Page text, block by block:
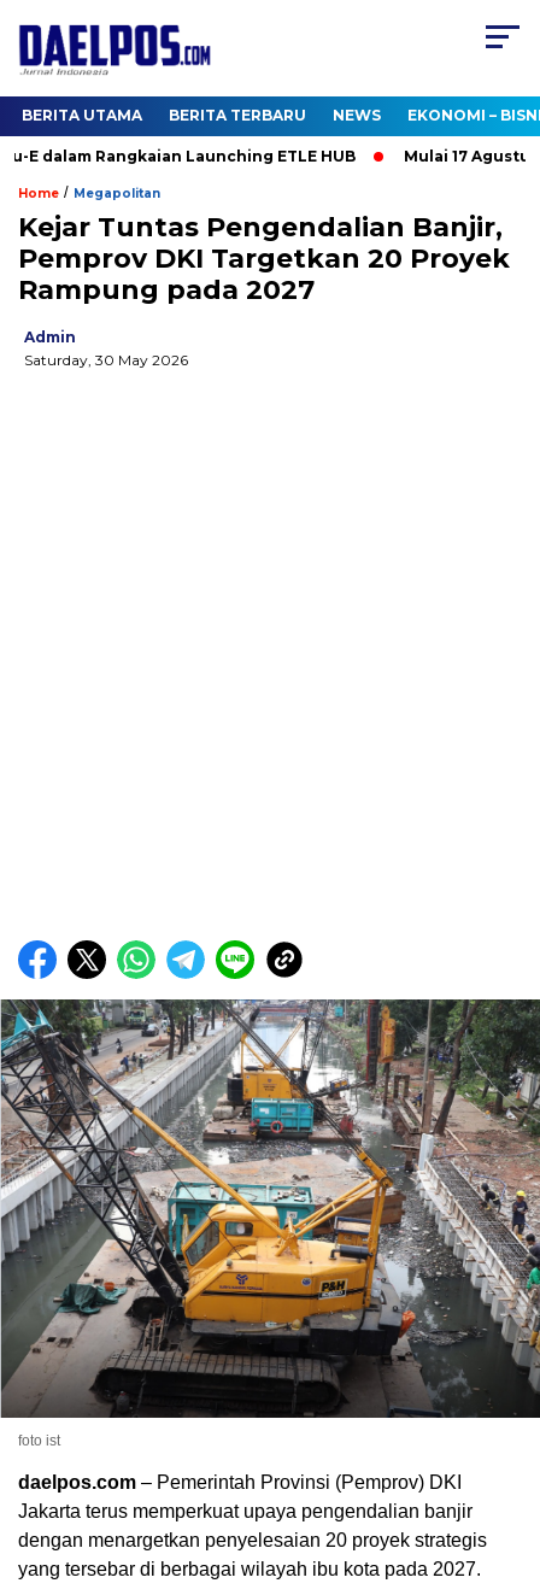
BERITA UTAMA BERITA TERBARU NEWS EKONOMI –
Rangkaian Launching ETLE HUB Mulai 17 Agustus
Home / Megapolitan
Kejar Tuntas Pengendalian Banjir,
Pemprov DKI Targetkan 20 Proyek
Rampung pada 2027
Admin
Saturday, 30 May 2026
foto ist
daelpos.com – Pemerintah Provinsi (Pemprov) DKI
Jakarta terus memperkuat upaya pengendalian banjir
dengan menargetkan penyelesaian 20 proyek strategis
yang tersebar di berbagai wilayah ibu kota pada 2027.